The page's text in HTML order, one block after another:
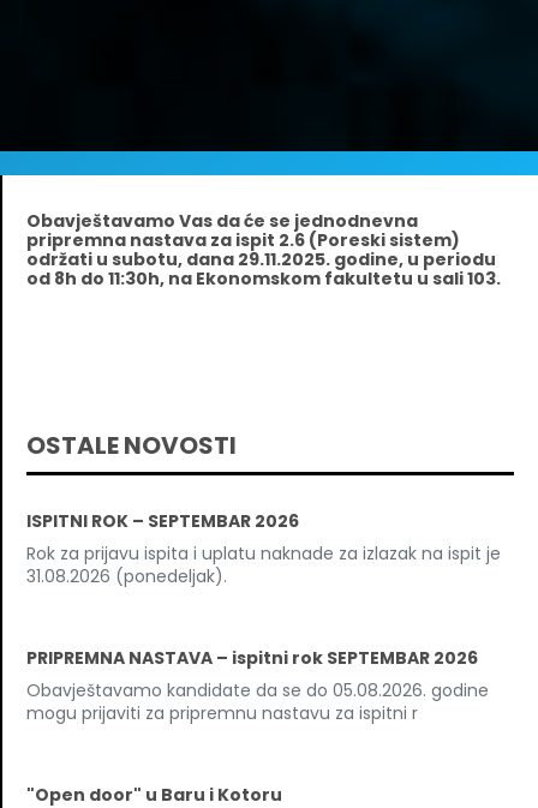
Obavještavamo Vas da će se jednodnevna
pripremna nastava za ispit 2.6 (Poreski sistem)
održati u subotu, dana 29.11.2025. godine, u periodu
od 8h do 11:30h, na Ekonomskom fakultetu u sali 103.
OSTALE NOVOSTI
ISPITNI ROK – SEPTEMBAR 2026
Rok za prijavu ispita i uplatu naknade za izlazak na ispit je
31.08.2026 (ponedeljak).
PRIPREMNA NASTAVA – ispitni rok SEPTEMBAR 2026
Obavještavamo kandidate da se do 05.08.2026. godine
mogu prijaviti za pripremnu nastavu za ispitni r
"Open door" u Baru i Kotoru